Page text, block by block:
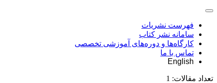
فهرست نشریات
سامانه نشر کتاب
کارگاه‌ها و دوره‌های آموزشی تخصصی
تماس با ما
English
تعداد مقالات: 1